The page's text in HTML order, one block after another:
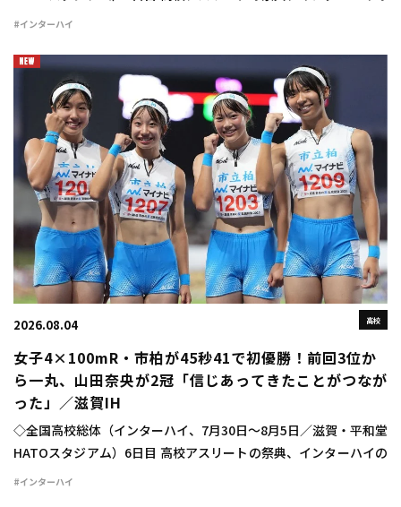
6日目が行われ、男子4×100mリレーは市船橋（千葉）が高校歴代
#インターハイ
高校
2026.08.04
女子4×100mR・市柏が45秒41で初優勝！前回3位か
ら一丸、山田奈央が2冠「信じあってきたことがつなが
った」／滋賀IH
◇全国高校総体（インターハイ、7月30日～8月5日／滋賀・平和堂
HATOスタジアム）6日目 高校アスリートの祭典、インターハイの
6日目が行われ、女子4×100mリレーは市柏（千葉）が45秒41で
#インターハイ